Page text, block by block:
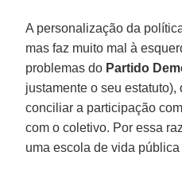
A personalização da
mas faz muito mal à
problemas do Partido
justamente o seu
conciliar a participação
com o coletivo. Por essa
uma escola de vida